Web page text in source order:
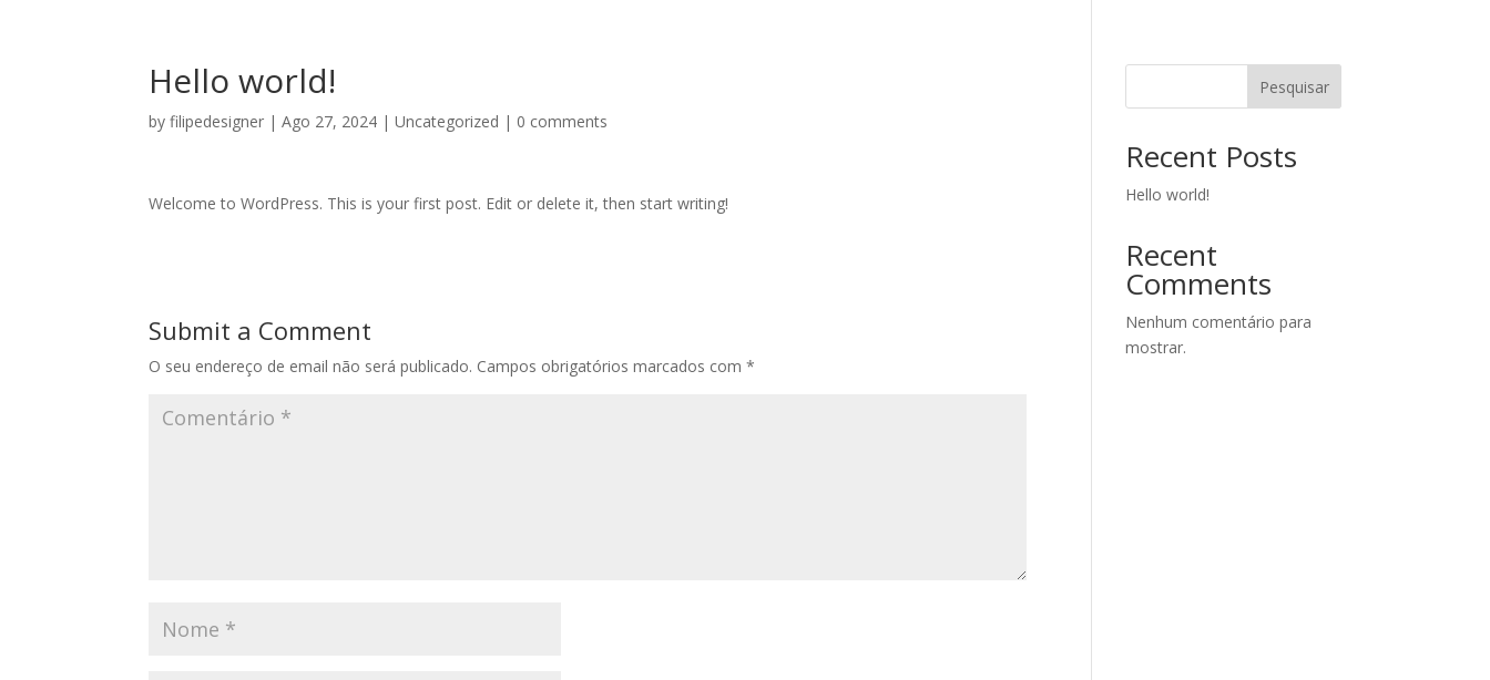
Hello world!
byfilipedesigner |Ago 27, 2024 |Uncategorized | 0 comments
Welcome to WordPress. This is your first post. Edit or delete it, then start writing!
Submit a Comment
O seu endereço de email não será publicado. Campos obrigatórios marcados com*
Pesquisar
Recent Posts
Hello world!
Recent
Comments
Nenhum comentário para
mostrar.